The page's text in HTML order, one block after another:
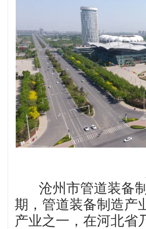
沧州市管道装备制
期，管道装备制造产
产业之一，在河北省